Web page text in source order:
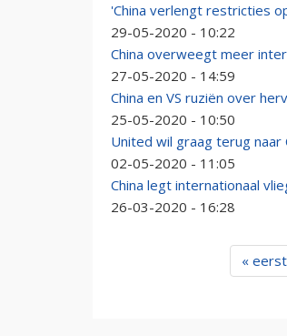
'China verlengt restricties
29-05-2020 - 10:22
China overweegt meer
27-05-2020 - 14:59
China en VS ruziën over
25-05-2020 - 10:50
United wil graag terug naar
02-05-2020 - 11:05
China legt internationaal
26-03-2020 - 16:28
«